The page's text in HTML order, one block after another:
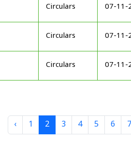
Circulars 07-11-
Circulars 07-11-
Circulars 07-11-
‹ 1 2 3 4 5 6 7